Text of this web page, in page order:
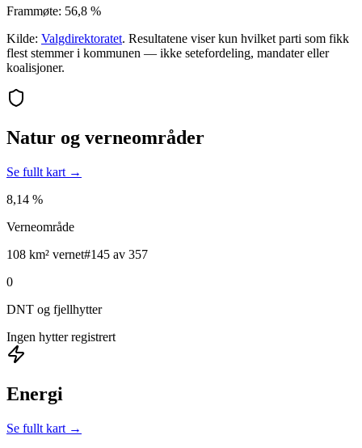
Frammøte: 56,8 %
Kilde: Valgdirektoratet. Resultatene viser kun hvilket parti som fikk
flest stemmer i kommunen — ikke setefordeling, mandater eller
koalisjoner.
Natur og verneområder
Se fullt kart →
8,14 %
Verneområde
108 km² vernet#145 av 357
0
DNT og fjellhytter
Ingen hytter registrert
Energi
Se fullt kart →